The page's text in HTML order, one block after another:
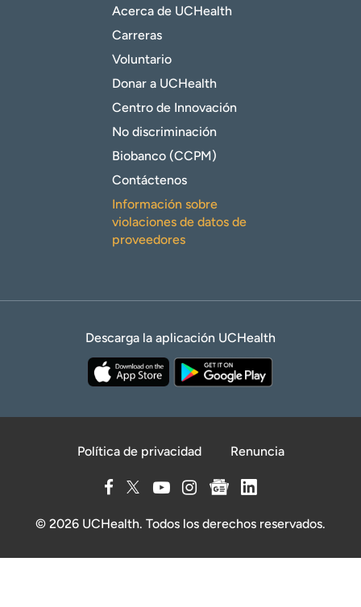
Acerca de UCHealth
Carreras
Voluntario
Donar a UCHealth
Centro de Innovación
No discriminación
Biobanco (CCPM)
Contáctenos
Información sobre
violaciones de datos de
proveedores
Descarga la aplicación UCHealth
Política de privacidad Renuncia
© 2026 UCHealth. Todos los derechos reservados.